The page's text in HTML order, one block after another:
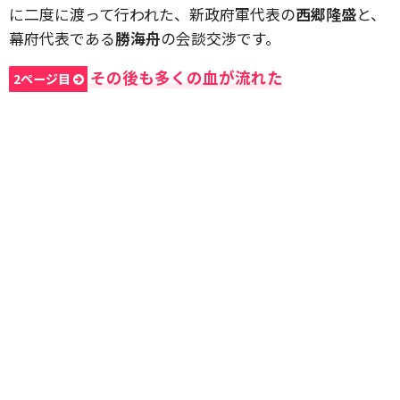
に二度に渡って行われた、新政府軍代表の西郷隆盛と、
幕府代表である勝海舟の会談交渉です。
2ページ目 その後も多くの血が流れた